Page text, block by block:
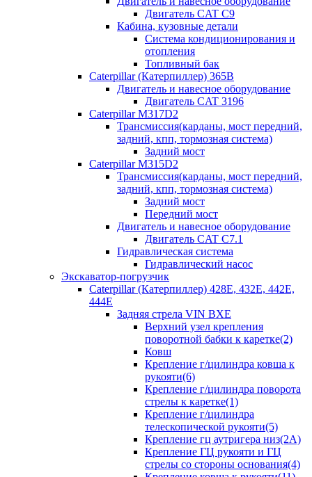
Двигатель CAT C9
Кабина, кузовные детали
Система кондиционирования и
отопления
Топливный бак
Caterpillar (Катерпиллер) 365B
Двигатель и навесное оборудование
Двигатель CAT 3196
Caterpillar M317D2
Трансмиссия(карданы, мост передний,
задний, кпп, тормозная система)
Задний мост
Caterpillar M315D2
Трансмиссия(карданы, мост передний,
задний, кпп, тормозная система)
Задний мост
Передний мост
Двигатель и навесное оборудование
Двигатель CAT C7.1
Гидравлическая система
Гидравлический насос
Экскаватор-погрузчик
Caterpillar (Катерпиллер) 428E, 432E, 442E,
444E
Задняя стрела VIN BXE
Верхний узел крепления
поворотной бабки к каретке(2)
Ковш
Крепление г/цилиндра ковша к
рукояти(6)
Крепление г/цилиндра поворота
стрелы к каретке(1)
Крепление г/цилиндра
телескопической рукояти(5)
Крепление гц аутригера низ(2А)
Крепление ГЦ рукояти и ГЦ
стрелы со стороны основания(4)